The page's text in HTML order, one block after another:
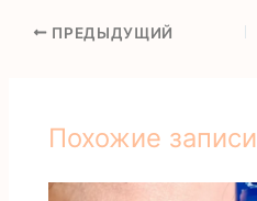
ПРЕДЫДУЩИЙ
Похожие записи